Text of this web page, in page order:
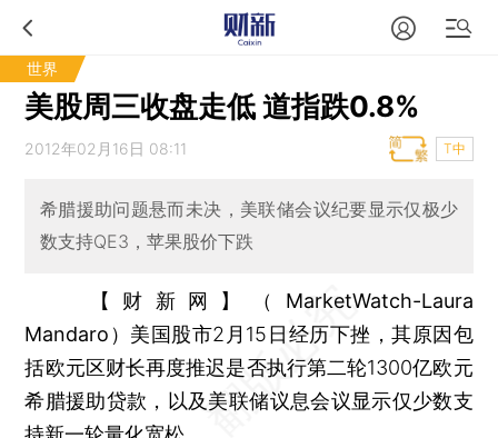
世界
美股周三收盘走低 道指跌0.8%
2012年02月16日 08:11 T中
希腊援助问题悬而未决，美联储会议纪要显示仅极少
数支持QE3，苹果股价下跌
【财新网】（MarketWatch-Laura
Mandaro） 美国股市2月15日经历下挫，其原因包
括欧元区财长再度推迟是否执行第二轮1300亿欧元
希腊援助贷款，以及美联储议息会议显示仅少数支